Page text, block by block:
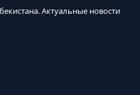
Актуальные новости